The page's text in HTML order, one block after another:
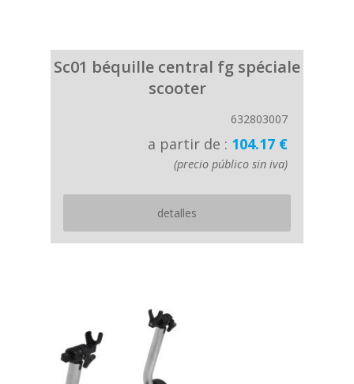
Sc01 béquille central fg spéciale
scooter
632803007
a partir de : 104.17 €
(precio público sin iva)
detalles